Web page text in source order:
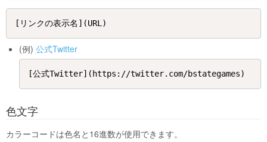
(例)公式Twitter
色文字
カラーコードは色名と16進数が使用できます。